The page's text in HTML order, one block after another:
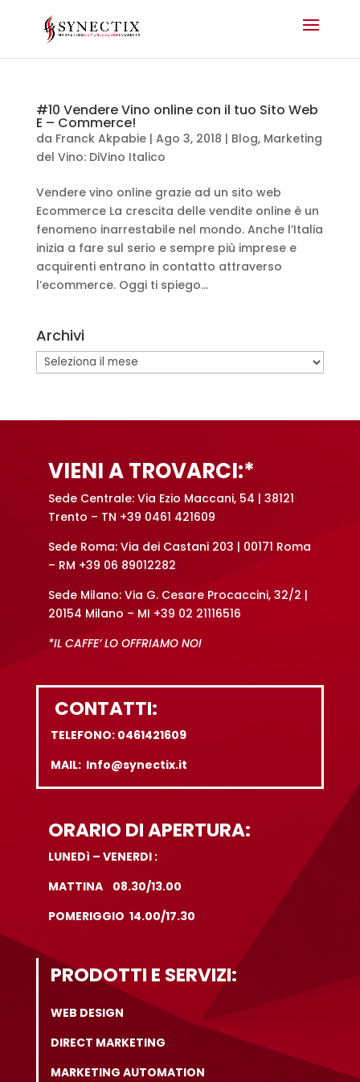
#10 Vendere Vino online con il tuo Sito Web
E – Commerce!
da Franck Akpabie| Ago 3, 2018 | Blog, Marketing
del Vino: DiVino Italico
Vendere vino online grazie ad un sito web
Ecommerce La crescita delle vendite online è un
fenomeno inarrestabile nel mondo. Anche l’Italia
inizia a fare sul serio e sempre più imprese e
acquirenti entrano in contatto attraverso
l’ecommerce. Oggi ti spiego...
Archivi
Archivi
VIENI A TROVARCI:*
Sede Centrale: Via Ezio Maccani, 54 | 38121
Trento – TN +39 0461 421609
Sede Roma: Via dei Castani 203 | 00171 Roma
– RM +39 06 89012282
Sede Milano: Via G. Cesare Procaccini, 32/2 |
20154 Milano – MI +39 02 21116516
*IL CAFFE’ LO OFFRIAMO NOI
CONTATTI:
TELEFONO: 0461421609
MAIL: Info@synectix.it
ORARIO DI APERTURA:
LUNEDì – VENERDI :
MATTINA 08.30/13.00
POMERIGGIO 14.00/17.30
PRODOTTI E SERVIZI:
WEB DESIGN
DIRECT MARKETING
MARKETING AUTOMATION